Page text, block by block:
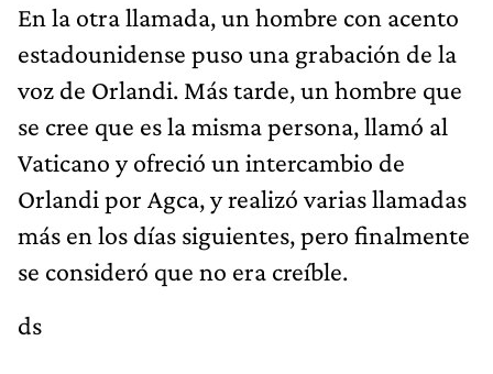
En la otra llamada, un hombre con acento
estadounidense puso una grabación de la
voz de Orlandi. Más tarde, un hombre que
se cree que es la misma persona, llamó al
Vaticano y ofreció un intercambio de
Orlandi por Agca, y realizó varias llamadas
más en los días siguientes, pero finalmente
se consideró que no era creíble.
ds